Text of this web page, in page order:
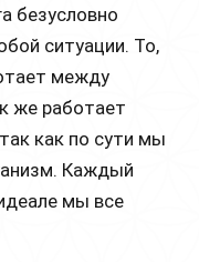
безусловно
ситуации. То,
между
же работает
как по сути мы
Каждый
мы все